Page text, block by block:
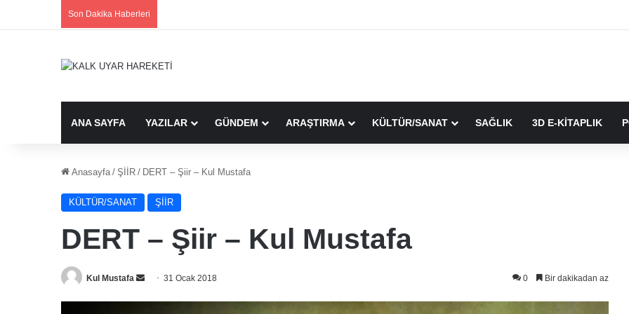
Son Dakika Haberleri
ANA SAYFA YAZILAR GÜNDEM ARAŞTIRMA KÜLTÜR/SANAT SAĞLIK 3D E-KİTAPLIK
Anasayfa / ŞİİR / DERT – Şiir – Kul Mustafa
KÜLTÜR/SANAT ŞİİR
DERT – Şiir – Kul Mustafa
Kul Mustafa
Bir
31 Ocak 2018 0 Bir dakikadan az